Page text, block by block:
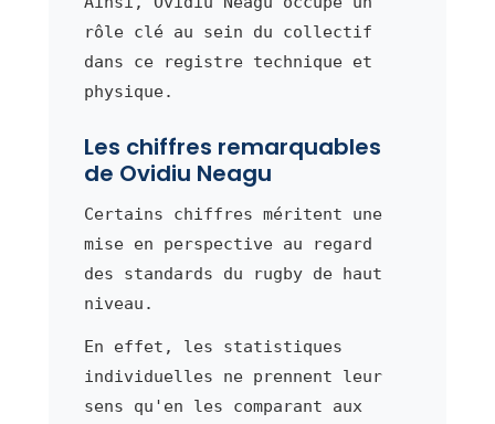
rôle clé au sein du collectif
dans ce registre technique et
physique.
Les chiffres remarquables
de Ovidiu Neagu
Certains chiffres méritent une
mise en perspective au regard
des standards du rugby de haut
niveau.
En effet, les statistiques
individuelles ne prennent leur
sens qu'en les comparant aux